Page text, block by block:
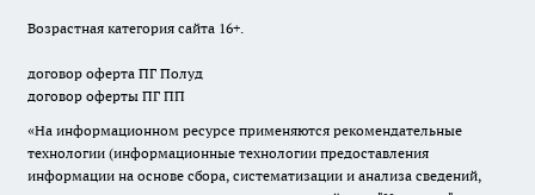
Возрастная категория сайта 16+.
договор оферта ПГ Полуд
договор оферты ПГ ПП
«На информационном ресурсе применяются рекомендательные
технологии (информационные технологии предоставления
информации на основе сбора, систематизации и анализа сведений,